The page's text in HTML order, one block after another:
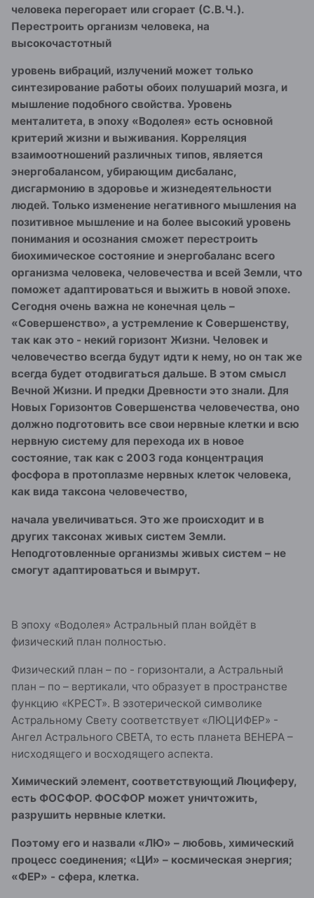
человека перегорает или сгорает (С.В.Ч.).
Перестроить организм человека, на
высокочастотный
уровень вибраций, излучений может только
синтезирование работы обоих полушарий мозга, и
мышление подобного свойства. Уровень
менталитета, в эпоху «Водолея» есть основной
критерий жизни и выживания. Корреляция
взаимоотношений различных типов, является
энергобалансом, убирающим дисбаланс,
дисгармонию в здоровье и жизнедеятельности
людей. Только изменение негативного мышления на
позитивное мышление и на более высокий уровень
понимания и осознания сможет перестроить
биохимическое состояние и энергобаланс всего
организма человека, человечества и всей Земли, что
поможет адаптироваться и выжить в новой эпохе.
Сегодня очень важна не конечная цель –
«Совершенство», а устремление к Совершенству,
так как это - некий горизонт Жизни. Человек и
человечество всегда будут идти к нему, но он так же
всегда будет отодвигаться дальше. В этом смысл
Вечной Жизни. И предки Древности это знали. Для
Новых Горизонтов Совершенства человечества, оно
должно подготовить все свои нервные клетки и всю
нервную систему для перехода их в новое
состояние, так как с 2003 года концентрация
фосфора в протоплазме нервных клеток человека,
как вида таксона человечество,
начала увеличиваться. Это же происходит и в
других таксонах живых систем Земли.
Неподготовленные организмы живых систем – не
смогут адаптироваться и вымрут.
В эпоху «Водолея» Астральный план войдёт в
физический план полностью.
Физический план – по - горизонтали, а Астральный
план – по – вертикали, что образует в пространстве
функцию «КРЕСТ». В эзотерической символике
Астральному Свету соответствует «ЛЮЦИФЕР» -
Ангел Астрального СВЕТА, то есть планета ВЕНЕРА –
нисходящего и восходящего аспекта.
Химический элемент, соответствующий Люциферу,
есть ФОСФОР. ФОСФОР может уничтожить,
разрушить нервные клетки.
Поэтому его и назвали «ЛЮ» – любовь, химический
процесс соединения; «ЦИ» – космическая энергия;
«ФЕР» - сфера, клетка.